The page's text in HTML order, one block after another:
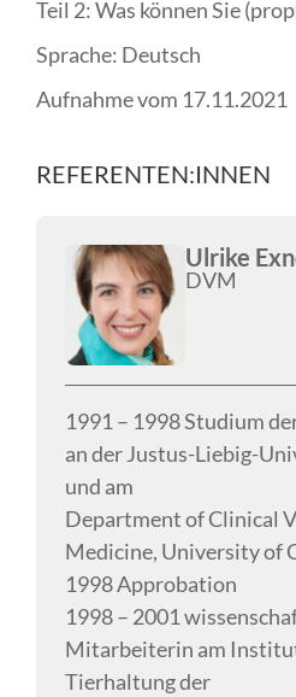
Teil 2: Was können Sie
Sprache: Deutsch
Aufnahme vom 17.11.2021
REFERENTEN:INNEN
Ulrike
DVM
1991 – 1998 Studium
an der Justus-Liebig-
und am
Department of Clinical
Medicine, University of
1998 Approbation
1998 – 2001
Mitarbeiterin am
Tierhaltung der